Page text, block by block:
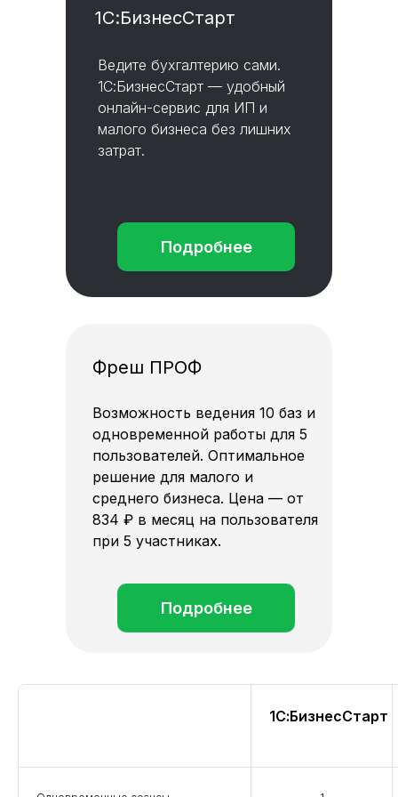
1С:БизнесСтарт
Ведите бухгалтерию сами.
1С:БизнесСтарт — удобный
онлайн-сервис для ИП и
малого бизнеса без лишних
затрат.
Подробнее
Подробнее
Возможность ведения 10 баз и
одновременной работы для 5
пользователей. Оптимальное
решение для малого и
среднего бизнеса. Цена — от
834 ₽ в месяц на пользователя
при 5 участниках.
Фреш ПРОФ
1С:БизнесСтарт